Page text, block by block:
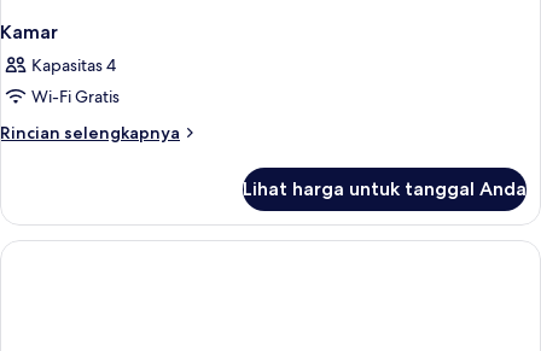
Kamar
Kapasitas 4
Wi-Fi Gratis
Rincian selengkapnya
Rincian
Kamar
Lihat harga untuk tanggal Anda